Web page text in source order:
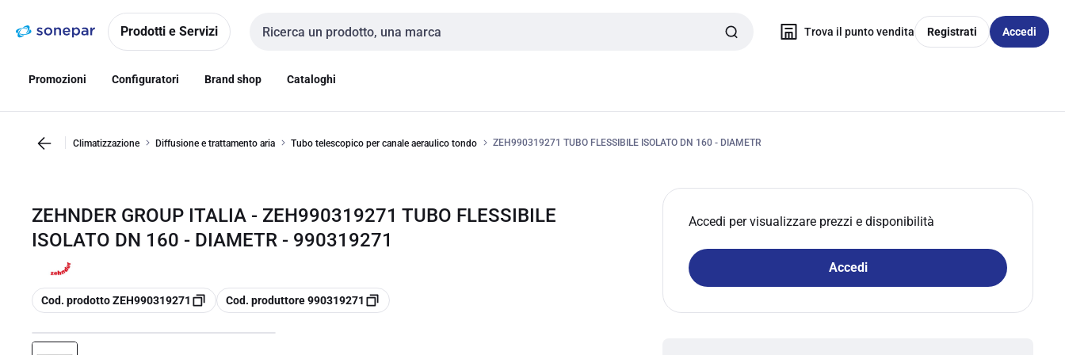
navigazionealla
Prodotti e Servizi
Cerca input
Trova il punto vendita Registrati Accedi
Promozioni Configuratori Brand shop Cataloghi
Climatizzazione Diffusione e trattamento aria Tubo telescopico per canale aeraulico tondo ZEH990319271 TUBO FLESSIBILE ISOLATO DN 160 - DIAMETR
ZEHNDER GROUP ITALIA - ZEH990319271 TUBO FLESSIBILE
ISOLATO DN 160 - DIAMETR - 990319271
copia
Cod. prodotto ZEH990319271 copia
Cod. produttore 990319271
Accedi per visualizzare prezzi e disponibilità
Accedi